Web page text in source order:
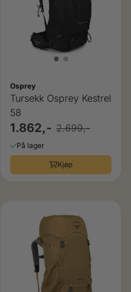
Osprey
Tursekk Osprey Kestrel
58
1.862,- 2.699,-
På lager
Kjøp